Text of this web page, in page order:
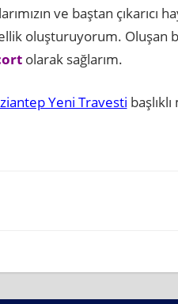
ve baştan
oluşturuyorum. Oluşan
olarak sağlarım.
Yeni Travesti